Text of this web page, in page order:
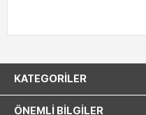
KATEGORILER
ÖNEMLI BILGILER